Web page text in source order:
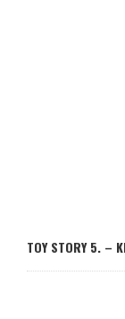
TOY STORY 5. –